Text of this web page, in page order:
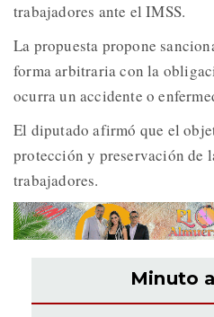
trabajadores ante el IMSS.
La propuesta propone
forma arbitraria con la
ocurra un accidente o
El diputado afirmó que el
protección y preservación de
trabajadores.
Minuto